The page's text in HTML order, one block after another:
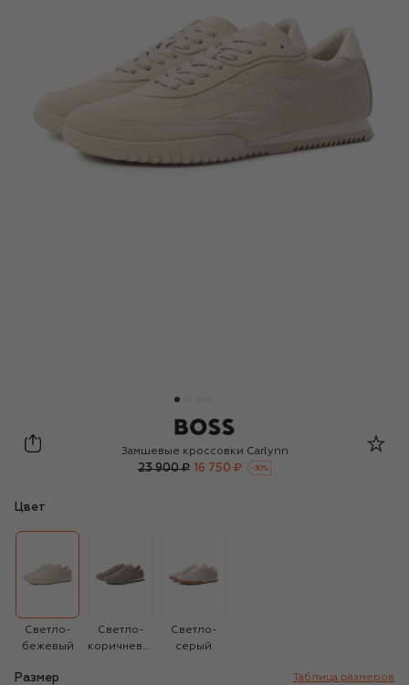
BOSS
Замшевые кроссовки Carlynn
23 900 ₽ 16 750 ₽ -30%
Цвет
Светло-
бежевый
Светло-
коричневый
Светло-
серый
Размер Таблица размеров